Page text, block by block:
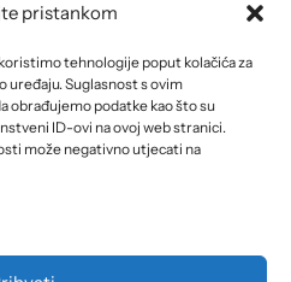
pristankom
tehnologije poput kolačića za
uređaju. Suglasnost s ovim
obrađujemo podatke kao što su
ID-ovi na ovoj web stranici.
može negativno utjecati na